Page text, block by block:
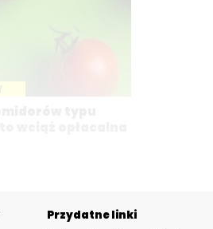
Przydatne linki